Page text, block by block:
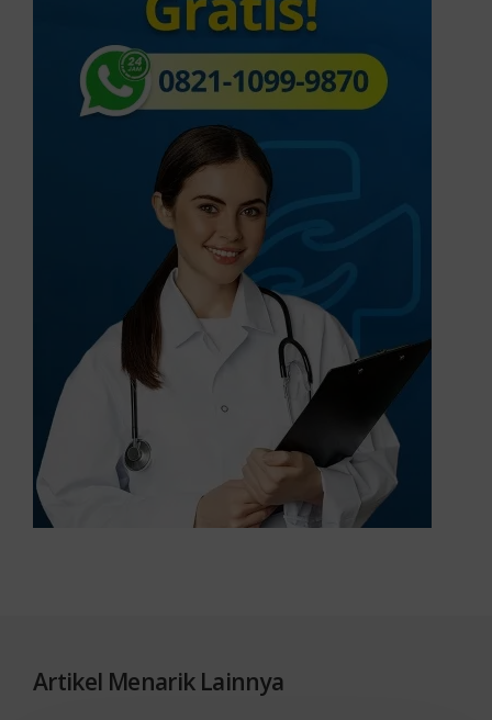
Artikel Menarik Lainnya